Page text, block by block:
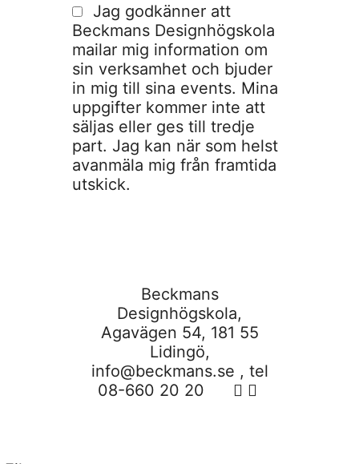
Jag godkänner att
Beckmans Designhögskola
mailar mig information om
sin verksamhet och bjuder
in mig till sina events. Mina
uppgifter kommer inte att
säljas eller ges till tredje
part. Jag kan när som helst
avanmäla mig från framtida
utskick.
Beckmans
Designhögskola,
Agavägen 54, 181 55
Lidingö,
info@beckmans.se , tel
08-660 20 20